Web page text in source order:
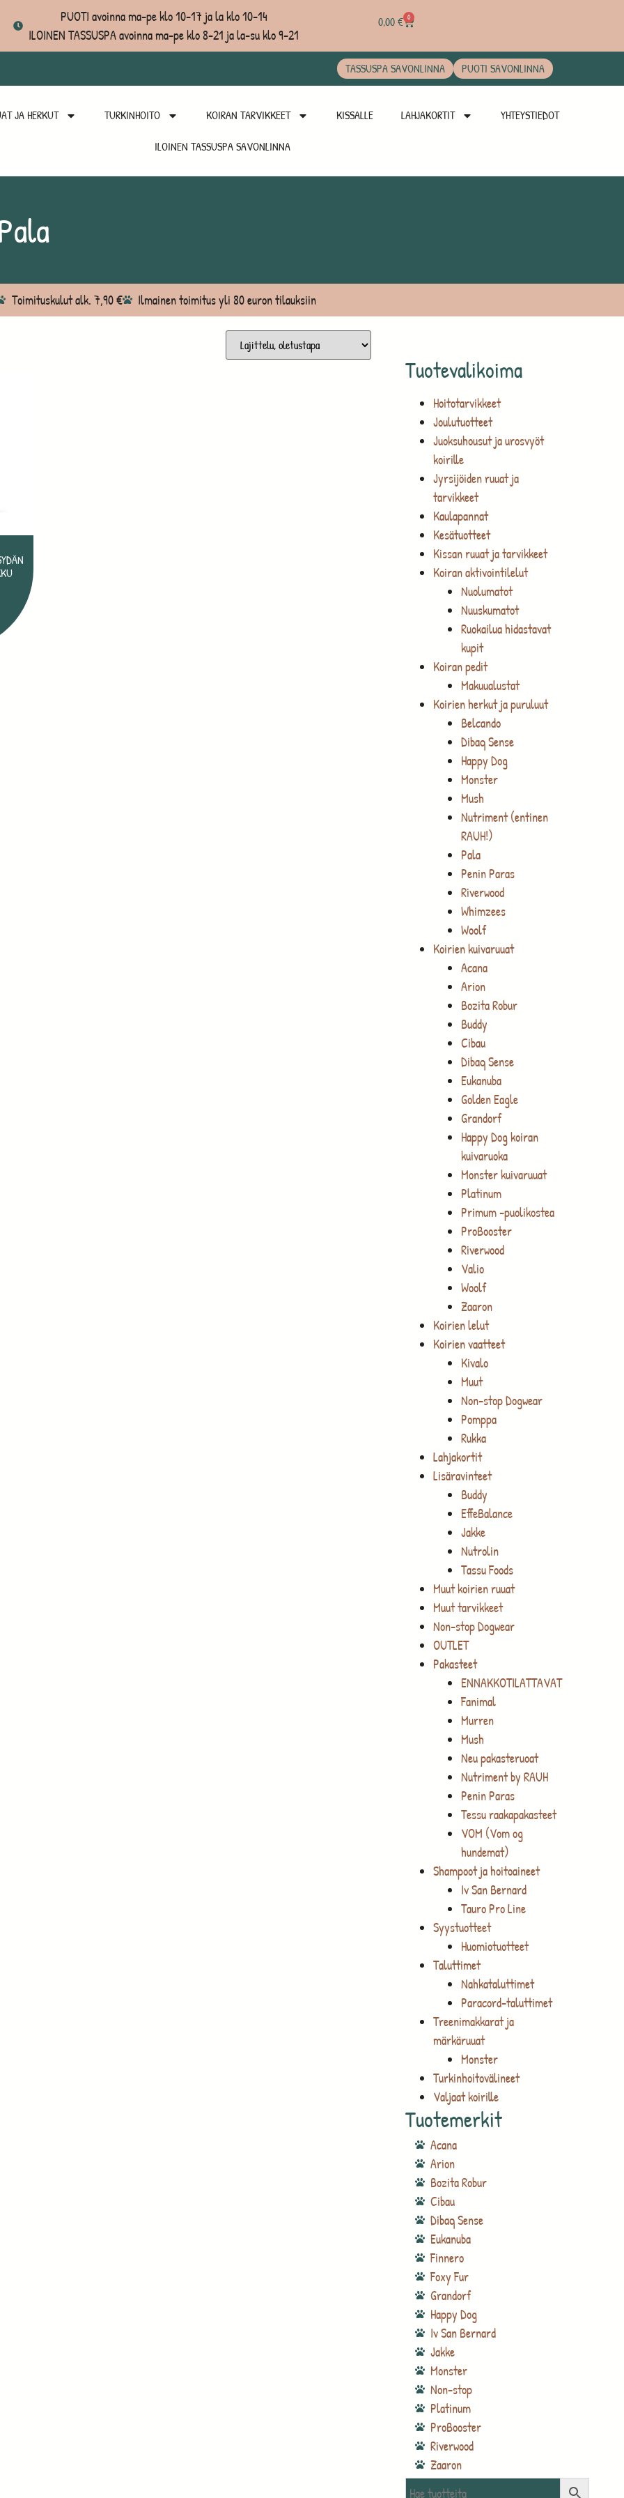
PUOTI avoinna ma-pe klo 10-17 ja la klo 10-14
ILOINEN TASSUSPA avoinna ma-pe klo 8-21 ja la-su klo 9-21
0,00€ 0
TASSUSPA SAVONLINNA PUOTI SAVONLINNA
JA HERKUT TURKINHOITO KOIRAN TARVIKKEET KISSALLE LAHJAKORTIT YHTEYSTIEDOT
ILOINEN TASSUSPA SAVONLINNA
Toimituskulut alk. 7,90 € Ilmainen toimitus yli 80 euron tilauksiin
Tuotevalikoima
Hoitotarvikkeet
Joulutuotteet
Juoksuhousut ja urosvyöt
koirille
Jyrsijöiden ruuat ja
tarvikkeet
Kaulapannat
Kesätuotteet
Kissan ruuat ja tarvikkeet
Koiran aktivointilelut
Nuolumatot
Nuuskumatot
Ruokailua hidastavat
kupit
Koiran pedit
Makuualustat
Koirien herkut ja puruluut
Belcando
Dibaq Sense
Happy Dog
Monster
Mush
Nutriment (entinen
RAUH!)
Pala
Penin Paras
Riverwood
Whimzees
Woolf
Koirien kuivaruuat
Acana
Arion
Bozita Robur
Buddy
Cibau
Dibaq Sense
Eukanuba
Golden Eagle
Grandorf
Happy Dog koiran
kuivaruoka
Monster kuivaruuat
Platinum
Primum -puolikostea
ProBooster
Riverwood
Valio
Woolf
Zaaron
Koirien lelut
Koirien vaatteet
Kivalo
Muut
Non-stop Dogwear
Pomppa
Rukka
Lahjakortit
Lisäravinteet
Buddy
EffeBalance
Jakke
Nutrolin
Tassu Foods
Muut koirien ruuat
Muut tarvikkeet
Non-stop Dogwear
OUTLET
Pakasteet
ENNAKKOTILATTAVAT
Fanimal
Murren
Mush
Neu pakasteruoat
Nutriment by RAUH
Penin Paras
Tessu raakapakasteet
VOM (Vom og
hundemat)
Shampoot ja hoitoaineet
Iv San Bernard
Tauro Pro Line
Syystuotteet
Huomiotuotteet
Taluttimet
Nahkataluttimet
Paracord-taluttimet
Treenimakkarat ja
märkäruuat
Monster
Turkinhoitovälineet
Valjaat koirille
Tuotemerkit
Acana
Arion
Bozita Robur
Cibau
Dibaq Sense
Eukanuba
Finnero
Foxy Fur
Grandorf
Happy Dog
Iv San Bernard
Jakke
Monster
Non-stop
Platinum
ProBooster
Riverwood
Zaaron